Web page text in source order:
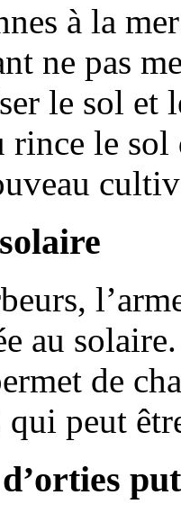
à la
ne pas
le sol et
rince le
au
de
qui peut